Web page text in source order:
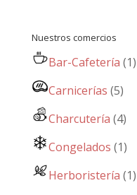
Nuestros comercios
Bar-Cafetería (1)
Carnicerías (5)
Charcutería (4)
Congelados (1)
Herboristería (1)